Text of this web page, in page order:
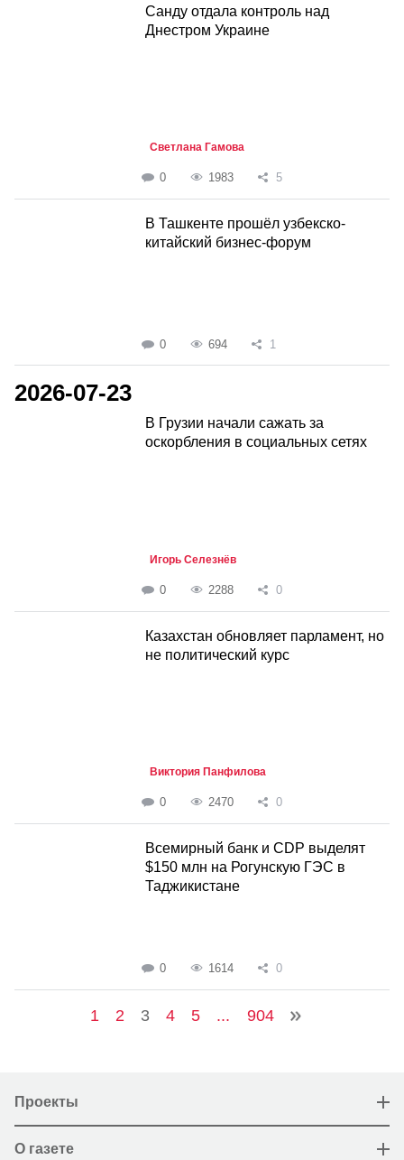
Санду отдала контроль над
Днестром Украине
Светлана Гамова
0 1983 5
В Ташкенте прошёл узбекско-
китайский бизнес-форум
0 694 1
2026-07-23
В Грузии начали сажать за
оскорбления в социальных сетях
Игорь Селезнёв
0 2288 0
Казахстан обновляет парламент, но
не политический курс
Виктория Панфилова
0 2470 0
Всемирный банк и CDP выделят
$150 млн на Рогунскую ГЭС в
Таджикистане
0 1614 0
1 2 3 4 5 ... 904
Проекты
О газете